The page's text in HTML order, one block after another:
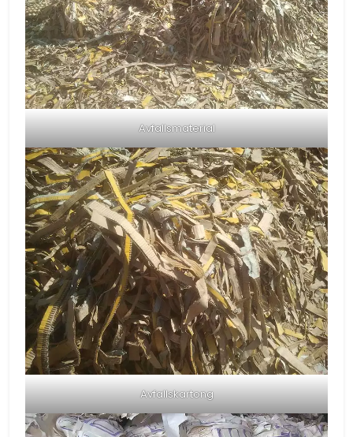
Avfallsmaterial
Avfallskartong